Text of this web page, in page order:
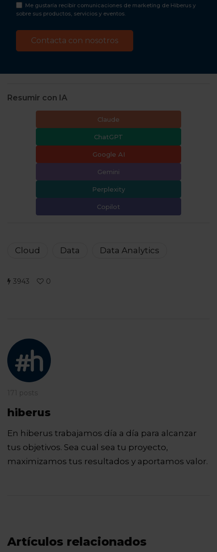
Me gustaría recibir comunicaciones de marketing de Hiberus y
sobre sus productos, servicios y eventos.
Resumir con IA
Claude
ChatGPT
Google AI
Gemini
Perplexity
Copilot
Cloud Data Data Analytics
3943 0
171 posts
hiberus
En hiberus trabajamos día a día para alcanzar
tus objetivos. Sea cual sea tu proyecto,
maximizamos tus resultados y aportamos valor.
Artículos relacionados